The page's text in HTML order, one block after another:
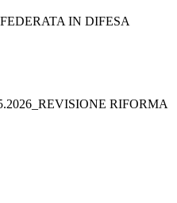
IN DIFESA
RIFORMA